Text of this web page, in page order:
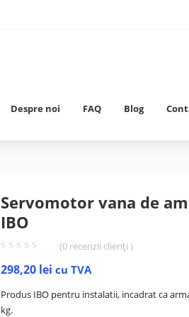
Despre noi FAQ Blog
Servomotor vana de
IBO
(0 recenzii clienți )
298,20 lei cu TVA
Produs IBO pentru instalatii, incadrat ca
kg.